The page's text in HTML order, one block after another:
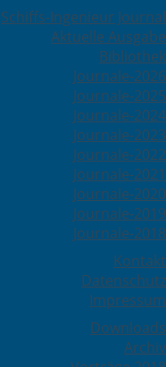
Schiffs-Ingenieur Journal
Aktuelle Ausgabe
Bibliothek
Journale-2026
Journale-2025
Journale-2024
Journale-2023
Journale-2022
Journale-2021
Journale-2020
Journale-2019
Journale-2018
Kontakt
Datenschutz
Impressum
Downloads
Archiv